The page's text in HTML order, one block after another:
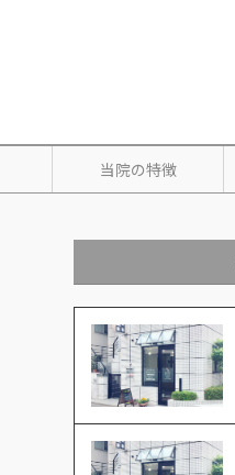
当院の特徴